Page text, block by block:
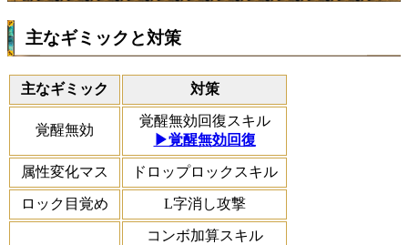
主なギミックと対策
主なギミック 対策
覚醒無効
覚醒無効回復スキル
▶覚醒無効回復
属性変化マス ドロップロックスキル
ロック目覚め L字消し攻撃
コンボ加算スキル